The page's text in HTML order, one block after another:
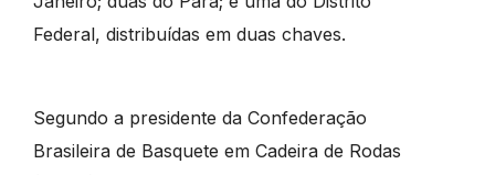
Federal, distribuídas em duas chaves.
Segundo a presidente da Confederação
Brasileira de Basquete em Cadeira de Rodas